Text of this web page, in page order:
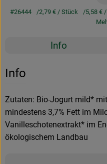
#26444 2,79 €/ Stück 5,58 €
Info
Info
Zutaten: Bio-Jogurt mild*
mindestens 3,7% Fett im
Vanilleschotenextrakt* im
ökologischem Landbau